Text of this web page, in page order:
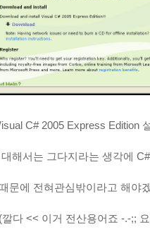
C# 2005 Express Edition
해서는 그다지라는 생각에
문에 전혀관심밖이라고 해야
다 << 이거 전산용어죠 -.-;;